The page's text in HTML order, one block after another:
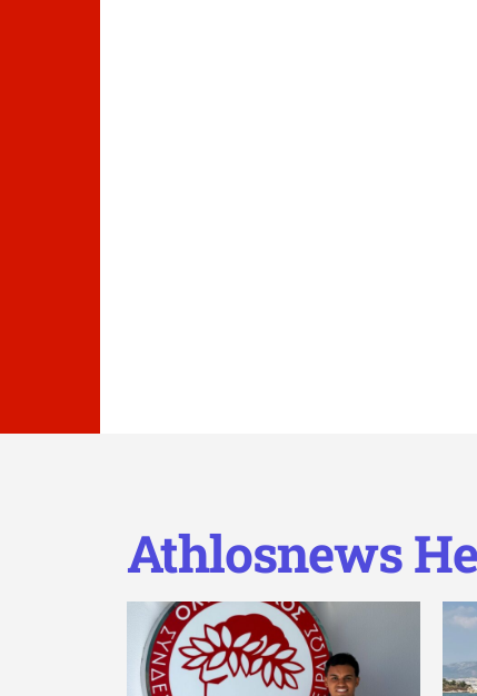
Athlosnews